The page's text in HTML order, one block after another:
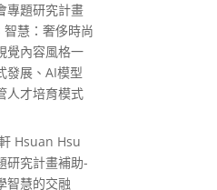
專題研究計畫
慧：奢侈時尚
覺內容風格一
發展、AI模型
人才培育模式
Hsuan Hsu
研究計畫補助-
智慧的交融